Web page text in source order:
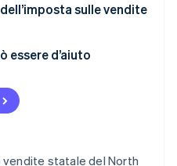
a distanzasulle vendite
essere d’aiuto
statale del North